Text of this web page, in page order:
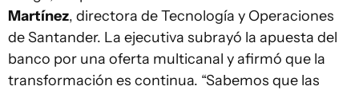
Martínez, directora de Tecnología y Operaciones
de Santander. La ejecutiva subrayó la apuesta del
banco por una oferta multicanal y afirmó que la
transformación es continua. “Sabemos que las